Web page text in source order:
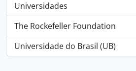
Universidades
, 2 resultados
The Rockefeller Foundation
, 1 resultados
Universidade do Brasil (UB)
, 1 resultados